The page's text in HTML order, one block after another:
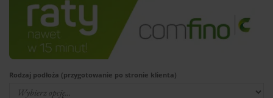
Rodzaj podłoża (przygotowanie po stronie klienta)